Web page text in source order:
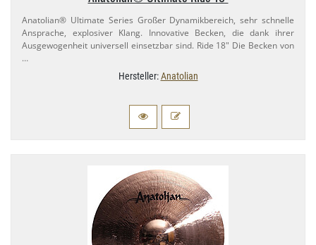
Anatolian® Ultimate Series Großer Dynamikbereich, sehr schnelle
Ansprache, explosiver Klang. Innovative Becken, die dank ihrer
Ausgewogenheit universell einsetzbar sind. Ride 18" Die Becken von
…
Hersteller:Anatolian